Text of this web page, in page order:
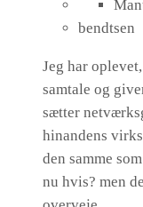
bendtsen
Jeg har
samtale og
sætter
hinandens
den samme
nu hvis? men